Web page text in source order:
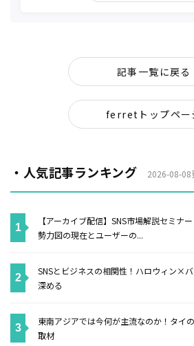
記事一覧に戻る
ferretトップペー
・人気記事ランキング 2026-08-08
【アーカイブ配信】SNS市場解説セミナ
勢力図の現在とユーザーの...
SNSとビジネスの相関性！ハロウィン×
深める
東南アジアでは今何が主流なのか！タイ
取材